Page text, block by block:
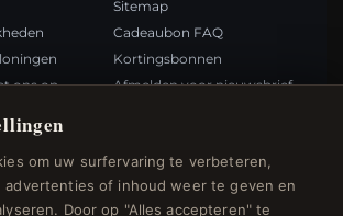
om uw surfervaring te verbeteren,
advertenties of inhoud weer te geven en
Door op "Alles accepteren" te
ons op
Sitemap
Cadeaubon FAQ
Kortingsbonnen
Afmelden voor nieuwsbrief